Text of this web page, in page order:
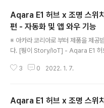
Aqara E1 허브 x 조명 스위
편 - 자동화 및 앱 와우 기능
※ 아카라 코리아로 부터 제품을 제공
다. [붱이 Story/IoT] - Aqara E1 허
도어 센서 사용기 1편 - 설정편 ※ 아카
smarthome/48208 IoT 연말고사 당
3 0 2022. 1. 7.
Aqara E1 허브 x 조명 스위